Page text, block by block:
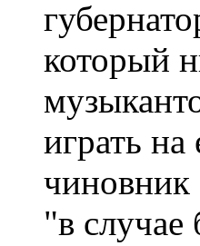
который
играть
чиновник
"в